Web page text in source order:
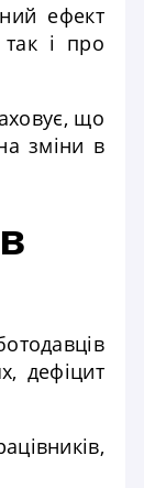
ефект
і про
що
зміни в
дефіцит